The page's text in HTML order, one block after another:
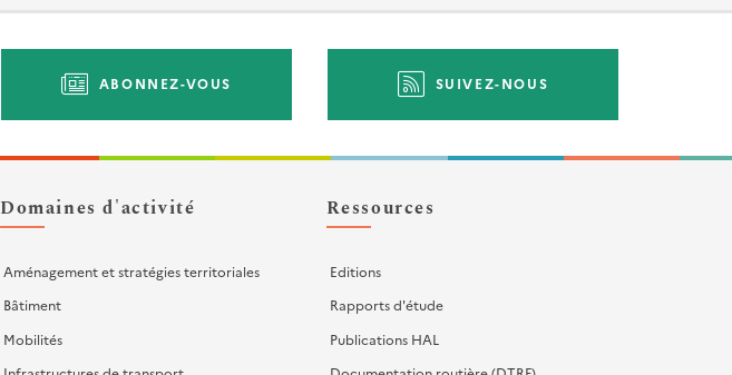
ABONNEZ-VOUS SUIVEZ-NOUS
Domaines d'activité
Aménagement et stratégies territoriales
Bâtiment
Mobilités
Ressources
Editions
Rapports d'étude
Publications HAL